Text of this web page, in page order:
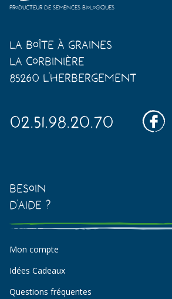
Producteur de semences biologiques
La Boîte à Graines
La Corbinière
85260 L'Herbergement
02.51.98.20.70
Besoin
d'aide ?
Mon compte
Idées Cadeaux
Questions fréquentes